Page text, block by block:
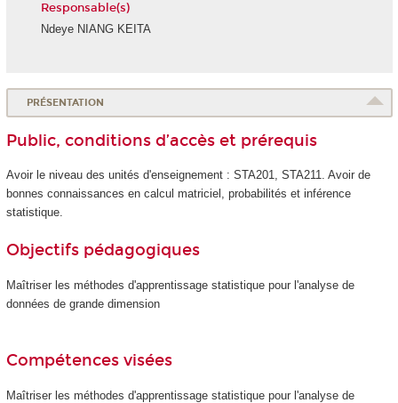
Responsable(s)
Ndeye NIANG KEITA
PRÉSENTATION
Public, conditions d’accès et prérequis
Avoir le niveau des unités d'enseignement : STA201, STA211. Avoir de
bonnes connaissances en calcul matriciel, probabilités et inférence
statistique.
Objectifs pédagogiques
Maîtriser les méthodes d'apprentissage statistique pour l'analyse de
données de grande dimension
Compétences visées
Maîtriser les méthodes d'apprentissage statistique pour l'analyse de